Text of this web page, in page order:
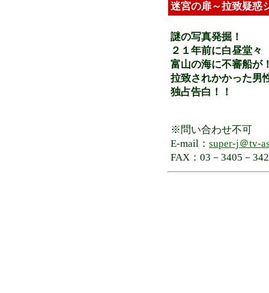
迷宮の扉～拉致疑惑
謎の写真発掘！
２１年前に白昼堂々
富山の海に不審船が
拉致されかかった男
独占告白！！
※問い合わせ不可
E-mail： super-j＠tv-
FAX：03－3405－